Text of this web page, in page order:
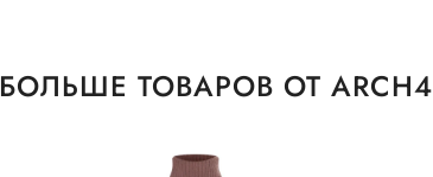
БОЛЬШЕ ТОВАРОВ ОТ ARCH4